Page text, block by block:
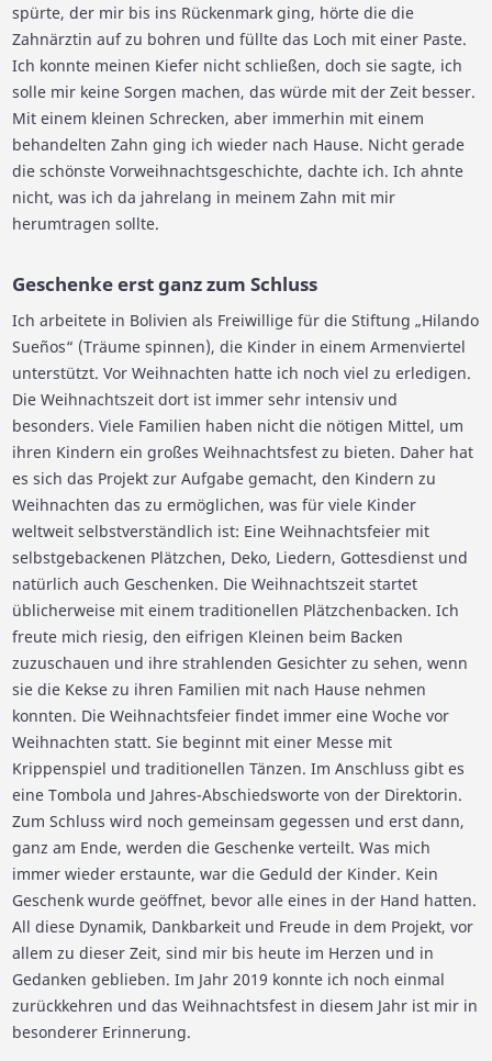
spürte, der mir bis ins Rückenmark ging, hörte die die
Zahnärztin auf zu bohren und füllte das Loch mit einer Paste.
Ich konnte meinen Kiefer nicht schließen, doch sie sagte, ich
solle mir keine Sorgen machen, das würde mit der Zeit besser.
Mit einem kleinen Schrecken, aber immerhin mit einem
behandelten Zahn ging ich wieder nach Hause. Nicht gerade
die schönste Vorweihnachtsgeschichte, dachte ich. Ich ahnte
nicht, was ich da jahrelang in meinem Zahn mit mir
herumtragen sollte.
Geschenke erst ganz zum Schluss
Ich arbeitete in Bolivien als Freiwillige für die Stiftung „Hilando
Sueños“ (Träume spinnen), die Kinder in einem Armenviertel
unterstützt. Vor Weihnachten hatte ich noch viel zu erledigen.
Die Weihnachtszeit dort ist immer sehr intensiv und
besonders. Viele Familien haben nicht die nötigen Mittel, um
ihren Kindern ein großes Weihnachtsfest zu bieten. Daher hat
es sich das Projekt zur Aufgabe gemacht, den Kindern zu
Weihnachten das zu ermöglichen, was für viele Kinder
weltweit selbstverständlich ist: Eine Weihnachtsfeier mit
selbstgebackenen Plätzchen, Deko, Liedern, Gottesdienst und
natürlich auch Geschenken. Die Weihnachtszeit startet
üblicherweise mit einem traditionellen Plätzchenbacken. Ich
freute mich riesig, den eifrigen Kleinen beim Backen
zuzuschauen und ihre strahlenden Gesichter zu sehen, wenn
sie die Kekse zu ihren Familien mit nach Hause nehmen
konnten. Die Weihnachtsfeier findet immer eine Woche vor
Weihnachten statt. Sie beginnt mit einer Messe mit
Krippenspiel und traditionellen Tänzen. Im Anschluss gibt es
eine Tombola und Jahres-Abschiedsworte von der Direktorin.
Zum Schluss wird noch gemeinsam gegessen und erst dann,
ganz am Ende, werden die Geschenke verteilt. Was mich
immer wieder erstaunte, war die Geduld der Kinder. Kein
Geschenk wurde geöffnet, bevor alle eines in der Hand hatten.
All diese Dynamik, Dankbarkeit und Freude in dem Projekt, vor
allem zu dieser Zeit, sind mir bis heute im Herzen und in
Gedanken geblieben. Im Jahr 2019 konnte ich noch einmal
zurückkehren und das Weihnachtsfest in diesem Jahr ist mir in
besonderer Erinnerung.